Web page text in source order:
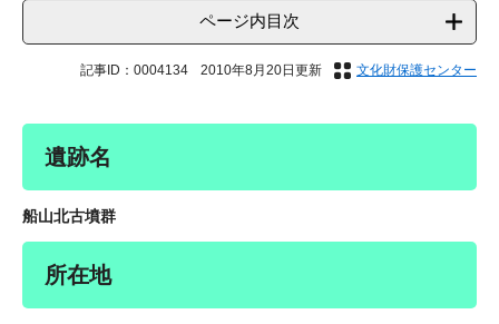
ページ内目次
記事ID：0004134 2010年8月20日更新 文化財保護センター
遺跡名
船山北古墳群
所在地